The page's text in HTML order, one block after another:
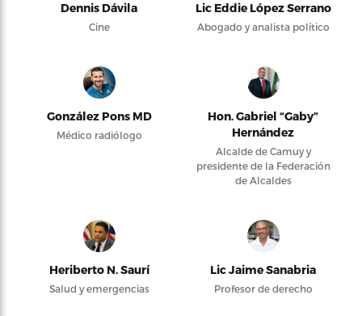
Dennis Dávila
Cine
Lic Eddie López Serrano
Abogado y analista político
González Pons MD
Médico radiólogo
Hon. Gabriel “Gaby”
Hernández
Alcalde de Camuy y
presidente de la Federación
de Alcaldes
Heriberto N. Saurí
Salud y emergencias
Lic Jaime Sanabria
Profesor de derecho